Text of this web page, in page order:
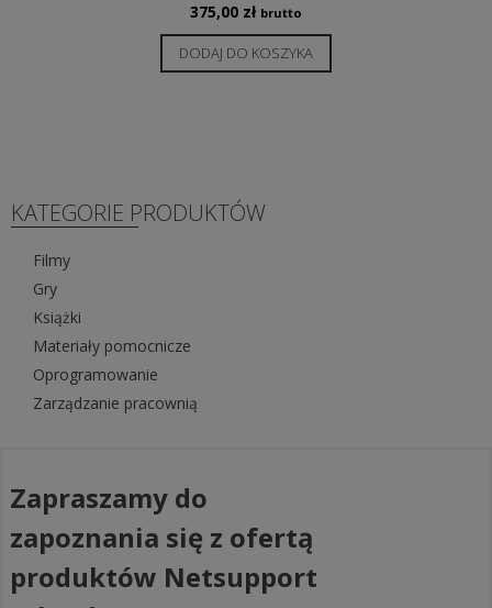
375,00 zł brutto
DODAJ DO KOSZYKA
KATEGORIE PRODUKTÓW
Filmy
Gry
Książki
Materiały pomocnicze
Oprogramowanie
Zarządzanie pracownią
Zapraszamy do
zapoznania się z ofertą
produktów Netsupport